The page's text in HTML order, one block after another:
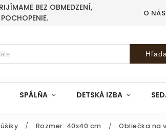
BEZ OBMEDZENÍ,
O NÁS
SPÁLŇA DETSKÁ IZBA
/ Rozmer: 40x40 cm / Obliečka na